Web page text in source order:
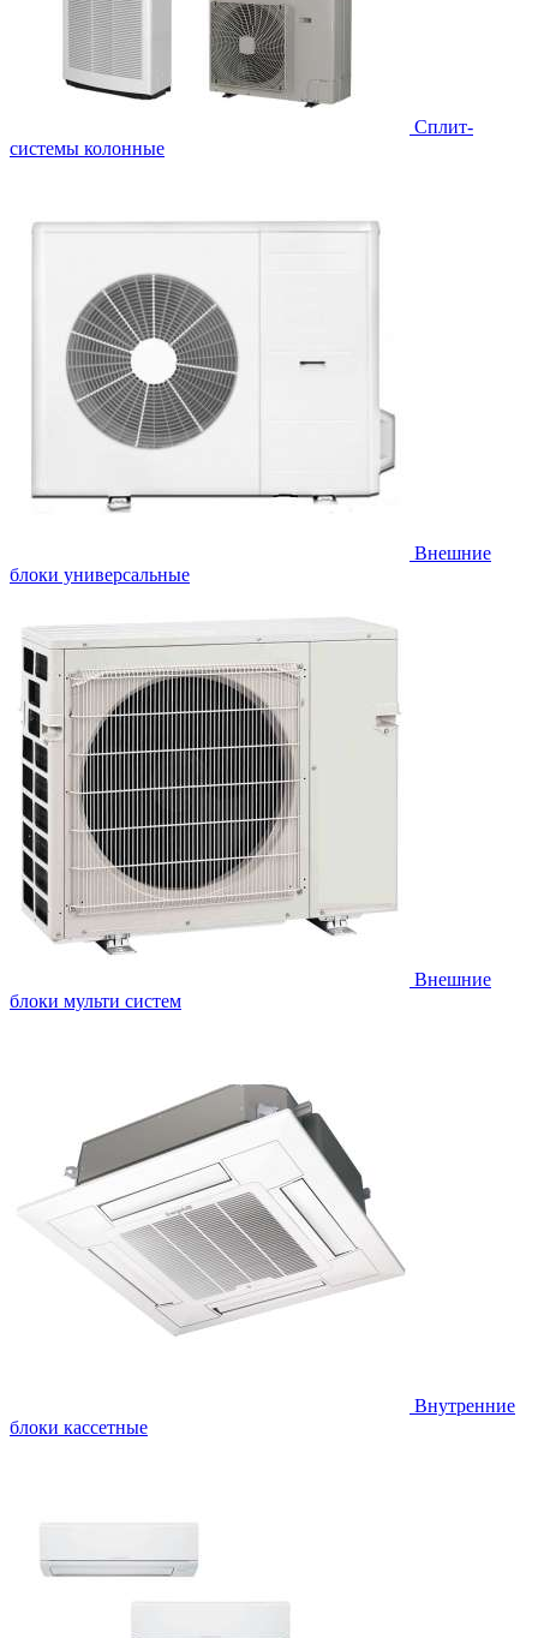
Cплит-
системы колонные
Внешние
блоки универсальные
Внешние
блоки мульти систем
Внутренние
блоки кассетные